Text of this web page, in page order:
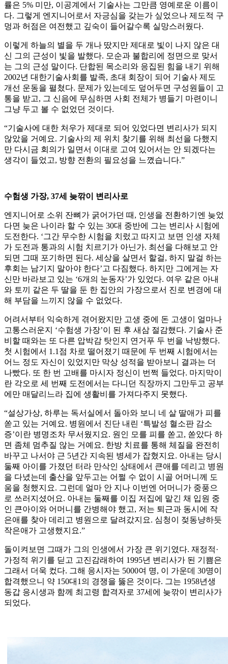
률은 5% 미만, 이공계에서 기술사는 그만큼 영예로운 이름이
다. 그렇게 엔지니어로서 자긍심을 갖는가 싶었으나 제도적 구
멍과 허점은 여전했고 깊숙이 들어갈수록 실망스러웠다.
이렇게 하늘의 별을 두 개나 땄지만 제대로 빛이 나지 않은 대
신 그의 근성이 빛을 발했다. 모순과 불합리에 정면으로 맞서
는 그의 근성 말이다. 단합된 목소리와 응집된 힘을 내기 위해
2002년 대한기술사회를 발족, 초대 회장이 되어 기술사 제도
개선 운동을 펼쳤다. 문제가 있는데도 덮어두면 구성원들이 고
통을 받고, 그 신음에 무심하면 사회 전체가 병들기 마련이니
그냥 두고 볼 수 없었던 것이다.
“기술사에 대한 처우가 제대로 되어 있었다면 변리사가 되지
않았을 거예요. 기술사의 제 위치 찾기를 위해 최선을 다했지
만 다시금 회의가 일면서 이대로 고여 있어서는 안 되겠다는
생각이 들었고, 방향 전환의 필요성을 느꼈습니다.”
수험생 가장, 37세 늦깎이 변리사로
엔지니어로 소위 잔뼈가 굵어가던 때, 인생을 전환하기엔 늦었
다면 늦은 나이라 할 수 있는 30대 중반에 그는 변리사 시험에
도전한다. ‘그간 무수한 시험을 치렀고 따지고 보면 인생 자체
가 도전과 통과의 시험 치르기가 아닌가. 최선을 다해보고 안
되면 그때 포기하면 된다. 세상을 살면서 할걸, 하지 말걸 하는
후회는 남기지 말아야 한다’고 다짐했다. 하지만 그에게는 자
신만 바라보고 있는 ‘6개의 눈동자’가 있었다. 여우 같은 아내
와 토끼 같은 두 딸을 둔 한 집안의 가장으로서 진로 변경에 대
해 부담을 느끼지 않을 수 없었다.
어려서부터 익숙하게 겪어왔지만 고생 중에 돈 고생이 얼마나
고통스러운지 ‘수험생 가장’이 된 후 새삼 절감했다. 기술사 준
비할 때와는 또 다른 압박감 탓인지 연거푸 두 번을 낙방했다.
첫 시험에서 1.1점 차로 떨어졌기 때문에 두 번째 시험에서는
어느 정도 자신이 있었지만 막상 성적을 받아보니 결과는 더
나빴다. 또 한 번 고배를 마시자 정신이 번쩍 들었다. 마지막이
란 각오로 세 번째 도전에서는 다니던 직장까지 그만두고 공부
에만 매달리느라 집에 생활비를 가져다주지 못했다.
“설상가상, 하루는 독서실에서 돌아와 보니 네 살 딸애가 피를
쏟고 있는 거예요. 병원에서 진단 내린 ‘특발성 혈소판 감소
증’이란 병명조차 무서웠지요. 원인 모를 피를 쏟고, 쏟았다 하
면 좀체 멈추질 않는 거예요. 한방 치료를 통해 체질을 완전히
바꾸고 나서야 근 5년간 지속된 병세가 잡혔지요. 아내는 당시
둘째 아이를 가졌던 터라 만삭인 상태에서 큰애를 데리고 병원
을 다녔는데 출산을 앞두고는 어쩔 수 없이 시골 어머니께 도
움을 청했지요. 그런데 얼마 안 지나 이번엔 어머니가 중풍으
로 쓰러지셨어요. 아내는 둘째를 이집 저집에 맡긴 채 입원 중
인 큰아이와 어머니를 간병해야 했고, 저는 퇴근과 동시에 작
은애를 찾아 데리고 병원으로 달려갔지요. 심청이 젖동냥하듯
작은애가 고생했지요.”
돌이켜보면 그때가 그의 인생에서 가장 큰 위기였다. 재정적·
가정적 위기를 딛고 고진감래하여 1995년 변리사가 된 기쁨은
그래서 더욱 컸다. 그해 응시자는 5000여 명, 이 가운데 30명이
합격했으니 약 150대1의 경쟁을 뚫은 것이다. 그는 1958년생
동갑 응시생과 함께 최고령 합격자로 37세에 늦깎이 변리사가
되었다.